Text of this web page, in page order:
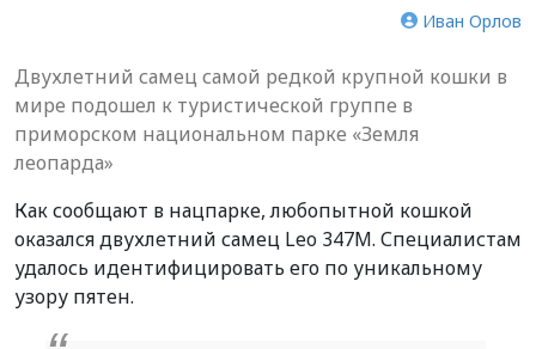
Иван Орлов
Двухлетний самец самой редкой крупной кошки в
мире подошел к туристической группе в
приморском национальном парке «Земля
леопарда»
Как сообщают в нацпарке, любопытной кошкой
оказался двухлетний самец Leo 347M. Специалистам
удалось идентифицировать его по уникальному
узору пятен.